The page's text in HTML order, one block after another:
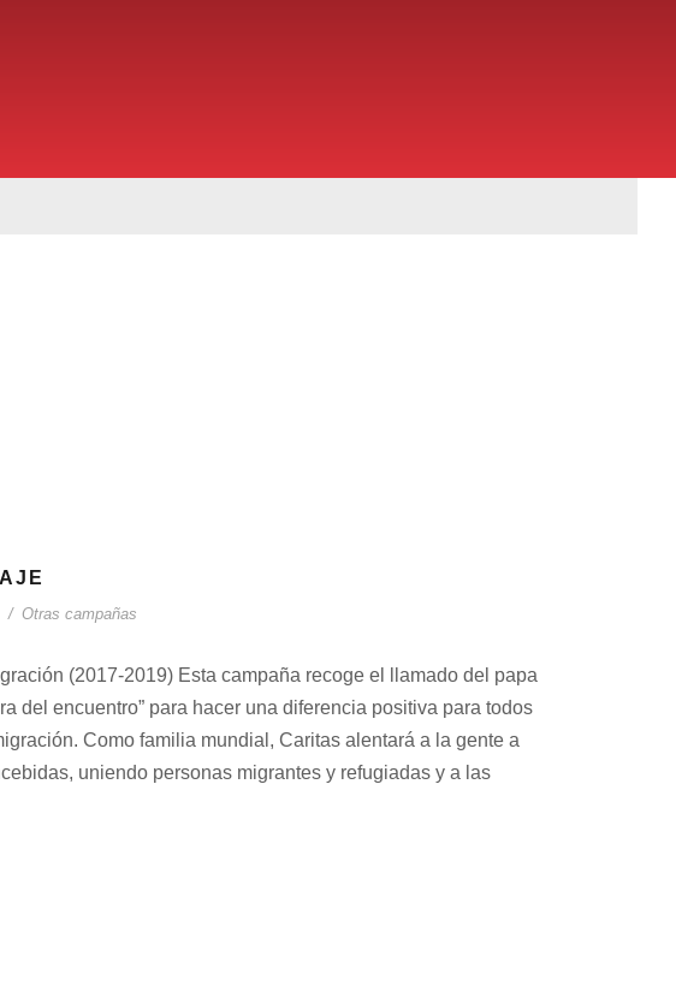
/ Otras campañas
(2017-2019) Esta campaña recoge el llamado del papa
del encuentro” para hacer una diferencia positiva para todos
Como familia mundial, Caritas alentará a la gente a
uniendo personas migrantes y refugiadas y a las